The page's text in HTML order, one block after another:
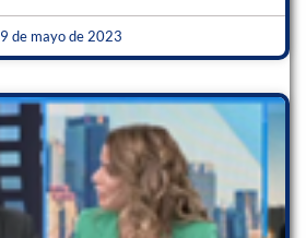
9 de mayo de 2023